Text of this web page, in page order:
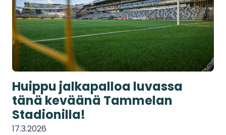
Huippu jalkapalloa luvassa
tänä keväänä Tammelan
Stadionilla!
17.3.2026